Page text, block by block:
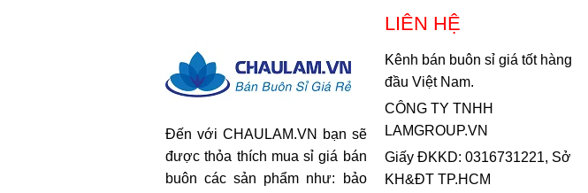
Đến với CHAULAM.VN bạn sẽ
được thỏa thích mua sỉ giá bán
buôn các sản phẩm như: bảo
LIÊN HỆ
Kênh bán buôn sỉ giá tốt hàng
đầu Việt Nam.
CÔNG TY TNHH
LAMGROUP.VN
Giấy ĐKKD: 0316731221, Sở
KH&ĐT TP.HCM